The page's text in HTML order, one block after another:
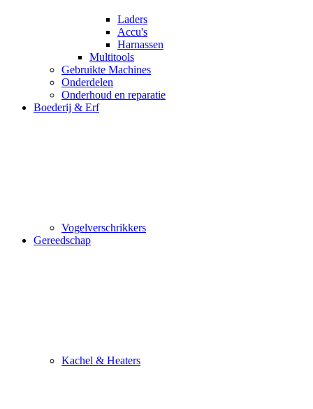
Laders
Accu's
Harnassen
Multitools
Gebruikte Machines
Onderdelen
Onderhoud en reparatie
Boederij & Erf
Vogelverschrikkers
Gereedschap
Kachel & Heaters